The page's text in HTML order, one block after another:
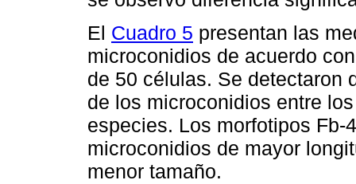
El Cuadro 5 presentan las
microconidios de acuerdo
de 50 células. Se detectaron
de los microconidios entre
especies. Los morfotipos Fb-
microconidios de mayor
menor tamaño.